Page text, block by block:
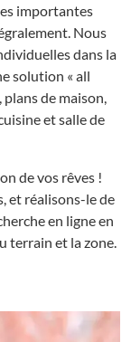
importantes
Nous
dans la
solution « all
de maison,
et salle de
de vos rêves !
et réalisons-le de
en ligne en
terrain et la zone.